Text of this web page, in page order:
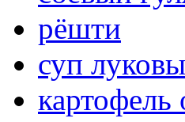
рёшти
суп
картофель